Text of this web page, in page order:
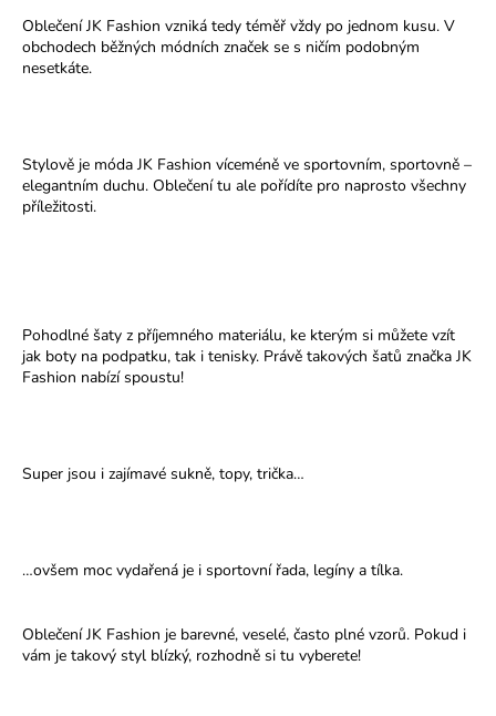
Oblečení JK Fashion vzniká tedy téměř vždy po jednom kusu. V
obchodech běžných módních značek se s ničím podobným
nesetkáte.
Stylově je móda JK Fashion víceméně ve sportovním, sportovně –
elegantním duchu. Oblečení tu ale pořídíte pro naprosto všechny
příležitosti.
Pohodlné šaty z příjemného materiálu, ke kterým si můžete vzít
jak boty na podpatku, tak i tenisky. Právě takových šatů značka JK
Fashion nabízí spoustu!
Super jsou i zajímavé sukně, topy, trička…
…ovšem moc vydařená je i sportovní řada, legíny a tílka.
Oblečení JK Fashion je barevné, veselé, často plné vzorů. Pokud i
vám je takový styl blízký, rozhodně si tu vyberete!
j
e
m